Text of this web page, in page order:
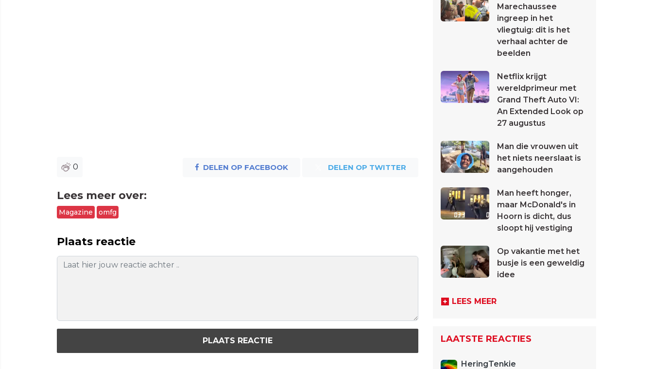
0 DELEN OP FACEBOOK DELEN OP TWITTER
Lees meer over:
Magazine omfg
Plaats reactie
PLAATS REACTIE
Marechaussee
ingreep in het
vliegtuig: dit is het
verhaal achter de
beelden
Netflix krijgt
wereldprimeur met
Grand Theft Auto VI:
An Extended Look op
27 augustus
Man die vrouwen uit
het niets neerslaat is
aangehouden
Man heeft honger,
maar McDonald's in
Hoorn is dicht, dus
sloopt hij vestiging
Op vakantie met het
busje is een geweldig
idee
LEES MEER
LAATSTE REACTIES
HeringTenkie